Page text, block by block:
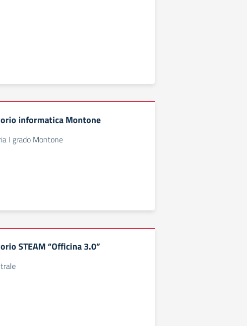
informatica Montone
I grado Montone
STEAM “Officina 3.0”